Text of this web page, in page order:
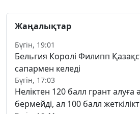
Жаңалықтар
Бүгін, 19:01
Бельгия Королі Филипп
сапармен келеді
Бүгін, 17:03
Неліктен 120 балл грант алуға
бермейді, ал 100 балл